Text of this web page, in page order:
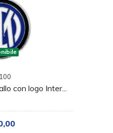
con logo Inter...